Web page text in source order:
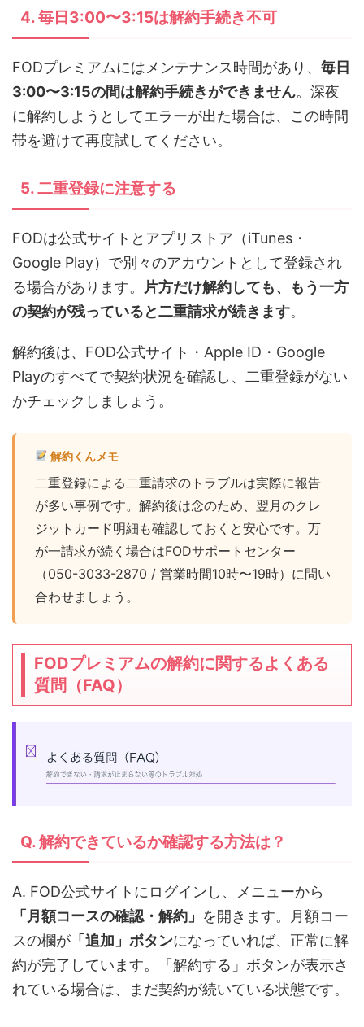
4. 毎日3:00〜3:15は解約手続き不可
FODプレミアムにはメンテナンス時間があり、 毎日
3:00〜3:15の間は解約手続きができません。深夜
に解約しようとしてエラーが出た場合は、この時間
帯を避けて再度試してください。
5. 二重登録に注意する
FODは公式サイトとアプリストア（iTunes・
Google Play）で別々のアカウントとして登録され
る場合があります。
片方だけ解約しても、もう一方
の契約が残っていると二重請求が続きます。
解約後は、FOD公式サイト・Apple ID・Google
Playのすべてで契約状況を確認し、二重登録がない
かチェックしましょう。
解約くんメモ
二重登録による二重請求のトラブルは実際に報告
が多い事例です。解約後は念のため、翌月のクレ
ジットカード明細も確認しておくと安心です。万
が一請求が続く場合はFODサポートセンター
（050-3033-2870 / 営業時間10時〜19時）に問い
合わせましょう。
FODプレミアムの解約に関するよくある
質問（FAQ）
Q. 解約できているか確認する方法は？
A. FOD公式サイトにログインし、メニューから
「月額コースの確認・解約」 を開きます。月額コー
スの欄が 「追加」ボタンになっていれば、正常に解
約が完了しています。「解約する」ボタンが表示さ
れている場合は、まだ契約が続いている状態です。